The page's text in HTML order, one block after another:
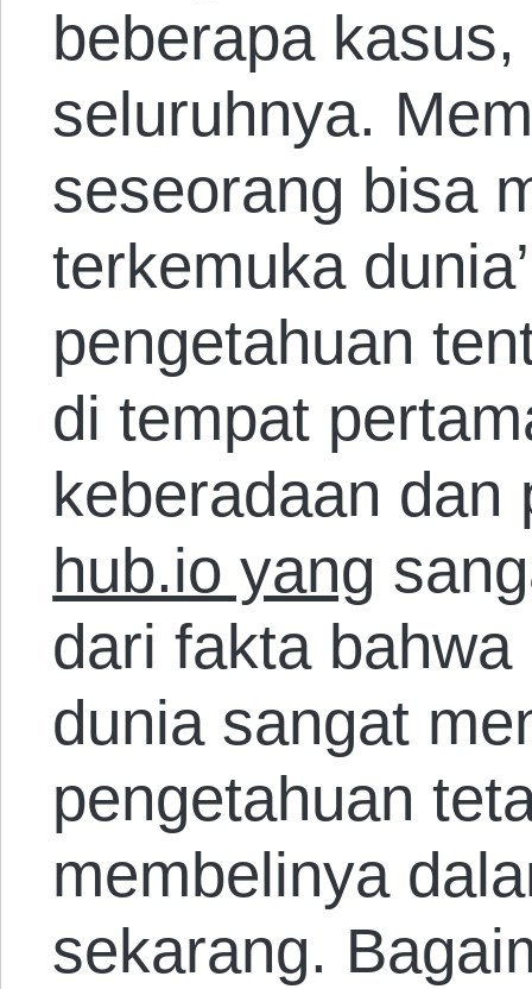
beberapa
seluruhnya.
seseorang bisa
terkemuka
pengetahuan
di tempat
keberadaan
hub.io yang
dari fakta
dunia sangat
pengetahuan
membelinya
sekarang.